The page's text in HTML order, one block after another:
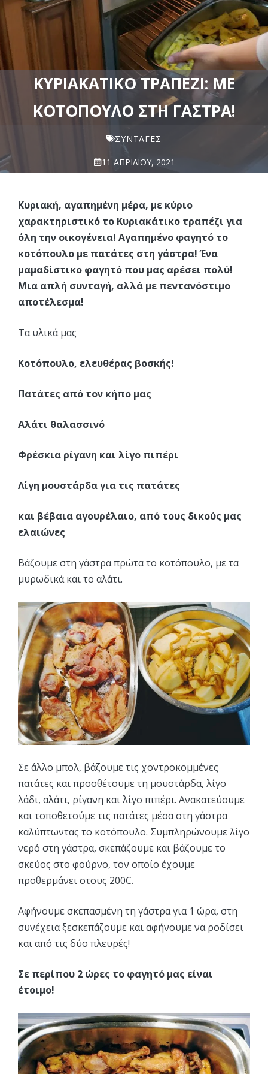
ΚΥΡΙΑΚΆΤΙΚΟ ΤΡΑΠΈΖΙ: ΜΕ
ΚΟΤΌΠΟΥΛΟ ΣΤΗ ΓΆΣΤΡΑ!
ΣΥΝΤΑΓΈΣ
11 ΑΠΡΙΛΊΟΥ, 2021
Κυριακή, αγαπημένη μέρα, με κύριο
χαρακτηριστικό το Κυριακάτικο τραπέζι για
όλη την οικογένεια! Αγαπημένο φαγητό το
κοτόπουλο με πατάτες στη γάστρα! Ένα
μαμαδίστικο φαγητό που μας αρέσει πολύ!
Μια απλή συνταγή, αλλά με πεντανόστιμο
αποτέλεσμα!
Τα υλικά μας
Κοτόπουλο, ελευθέρας βοσκής!
Πατάτες από τον κήπο μας
Αλάτι θαλασσινό
Φρέσκια ρίγανη και λίγο πιπέρι
Λίγη μουστάρδα για τις πατάτες
και βέβαια αγουρέλαιο, από τους δικούς μας
ελαιώνες
Βάζουμε στη γάστρα πρώτα το κοτόπουλο, με τα
μυρωδικά και το αλάτι.
Σε άλλο μπολ, βάζουμε τις χοντροκομμένες
πατάτες και προσθέτουμε τη μουστάρδα, λίγο
λάδι, αλάτι, ρίγανη και λίγο πιπέρι. Ανακατεύουμε
και τοποθετούμε τις πατάτες μέσα στη γάστρα
καλύπτωντας το κοτόπουλο. Συμπληρώνουμε λίγο
νερό στη γάστρα, σκεπάζουμε και βάζουμε το
σκεύος στο φούρνο, τον οποίο έχουμε
προθερμάνει στους 200C.
Αφήνουμε σκεπασμένη τη γάστρα για 1 ώρα, στη
συνέχεια ξεσκεπάζουμε και αφήνουμε να ροδίσει
και από τις δύο πλευρές!
Σε περίπου 2 ώρες το φαγητό μας είναι
έτοιμο!